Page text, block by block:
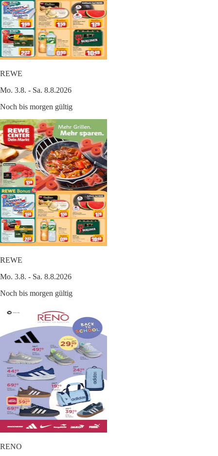
REWE
Mo. 3.8. - Sa. 8.8.2026
Noch bis morgen gültig
REWE
Mo. 3.8. - Sa. 8.8.2026
Noch bis morgen gültig
RENO